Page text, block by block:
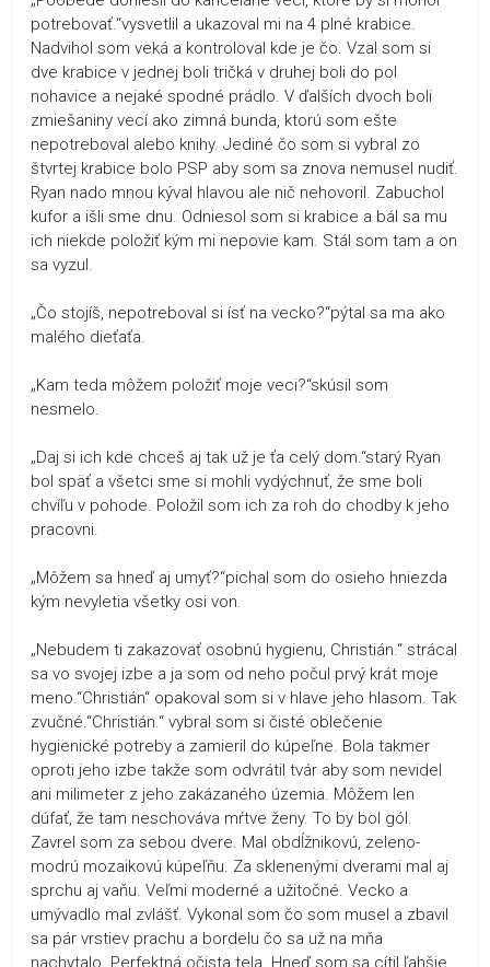
potrebovať.“vysvetlil a ukazoval mi na 4 plné krabice.
Nadvihol som veká a kontroloval kde je čo. Vzal som si
dve krabice v jednej boli tričká v druhej boli do pol
nohavice a nejaké spodné prádlo. V ďalších dvoch boli
zmiešaniny vecí ako zimná bunda, ktorú som ešte
nepotreboval alebo knihy. Jediné čo som si vybral zo
štvrtej krabice bolo PSP aby som sa znova nemusel nudiť.
Ryan nado mnou kýval hlavou ale nič nehovoril. Zabuchol
kufor a išli sme dnu. Odniesol som si krabice a bál sa mu
ich niekde položiť kým mi nepovie kam. Stál som tam a on
sa vyzul.
„Čo stojíš, nepotreboval si ísť na vecko?“pýtal sa ma ako
malého dieťaťa.
„Kam teda môžem položiť moje veci?“skúsil som
nesmelo.
„Daj si ich kde chceš aj tak už je ťa celý dom.“starý Ryan
bol späť a všetci sme si mohli vydýchnuť, že sme boli
chvíľu v pohode. Položil som ich za roh do chodby k jeho
pracovni.
„Môžem sa hneď aj umyť?“pichal som do osieho hniezda
kým nevyletia všetky osi von.
„Nebudem ti zakazovať osobnú hygienu, Christián.“ strácal
sa vo svojej izbe a ja som od neho počul prvý krát moje
meno.“Christián“ opakoval som si v hlave jeho hlasom. Tak
zvučné.“Christián.“ vybral som si čisté oblečenie
hygienické potreby a zamieril do kúpeľne. Bola takmer
oproti jeho izbe takže som odvrátil tvár aby som nevidel
ani milimeter z jeho zakázaného územia. Môžem len
dúfať, že tam neschováva mŕtve ženy. To by bol gól.
Zavrel som za sebou dvere. Mal obdĺžnikovú, zeleno-
modrú mozaikovú kúpeľňu. Za sklenenými dverami mal aj
sprchu aj vaňu. Veľmi moderné a užitočné. Vecko a
umývadlo mal zvlášť. Vykonal som čo som musel a zbavil
sa pár vrstiev prachu a bordelu čo sa už na mňa
nachytalo. Perfektná očista tela. Hneď som sa cítil ľahšie